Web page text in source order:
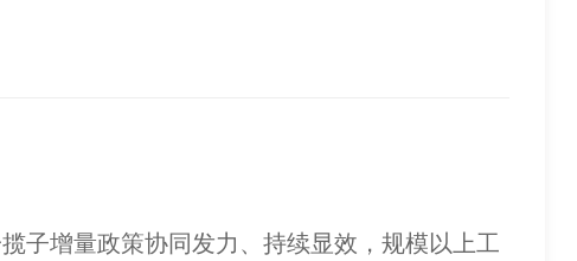
增量政策协同发力、持续显效，规模以上工